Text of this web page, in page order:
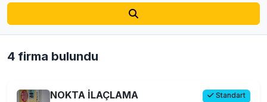
4 firma bulundu
NOKTA İLAÇLAMA Standart